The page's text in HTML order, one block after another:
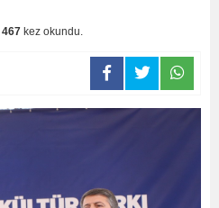
467 kez okundu.